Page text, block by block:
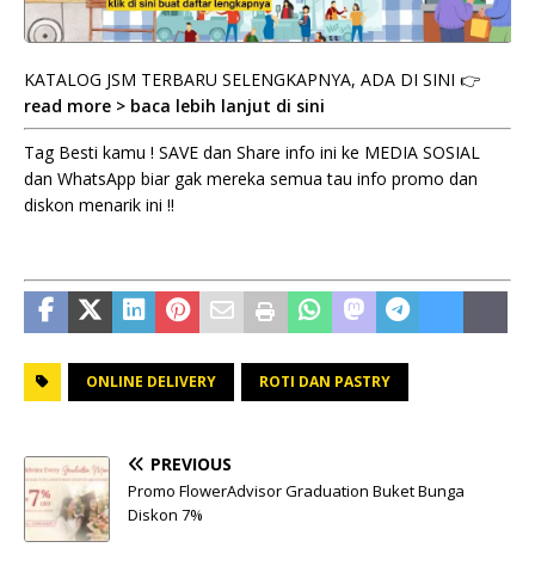
KATALOG JSM TERBARU SELENGKAPNYA, ADA DI SINI 👉
read more > baca lebih lanjut di sini
Tag Besti kamu ! SAVE dan Share info ini ke MEDIA SOSIAL
dan WhatsApp biar gak mereka semua tau info promo dan
diskon menarik ini !!
ONLINE DELIVERY ROTI DAN PASTRY
PREVIOUS
Promo FlowerAdvisor Graduation Buket Bunga
Diskon 7%